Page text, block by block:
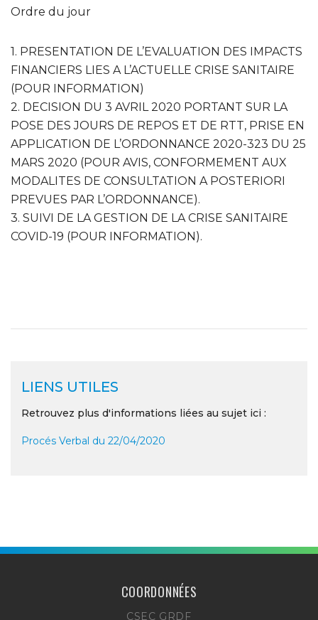
Ordre du jour
1. PRESENTATION DE L’EVALUATION DES IMPACTS
FINANCIERS LIES A L’ACTUELLE CRISE SANITAIRE
(POUR INFORMATION)
2. DECISION DU 3 AVRIL 2020 PORTANT SUR LA
POSE DES JOURS DE REPOS ET DE RTT, PRISE EN
APPLICATION DE L’ORDONNANCE 2020-323 DU 25
MARS 2020 (POUR AVIS, CONFORMEMENT AUX
MODALITES DE CONSULTATION A POSTERIORI
PREVUES PAR L’ORDONNANCE).
3. SUIVI DE LA GESTION DE LA CRISE SANITAIRE
COVID-19 (POUR INFORMATION).
LIENS UTILES
Retrouvez plus d'informations liées au sujet ici :
Procés Verbal du 22/04/2020
COORDONNÉES
CSEC GRDF